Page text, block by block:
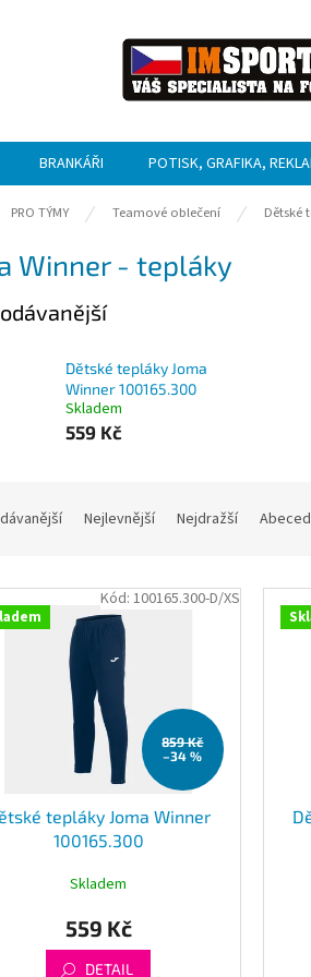
BRANKÁŘI POTISK, GRAFIKA,
PRO TÝMY Teamové oblečení Dětské
Winner - tepláky
Dětské tepláky Joma
Winner 100165.300
Skladem
559 Kč
Nejlevnější Nejdražší
859 Kč
–34 %
tepláky Joma Winner
100165.300
Skladem
559 Kč
DETAIL
Kód: 100165.300-D/XS